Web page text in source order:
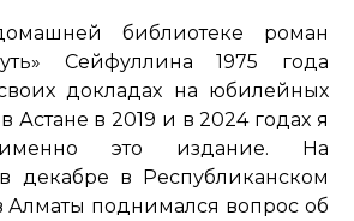
библиотеке роман
Сейфуллина 1975 года
докладах на юбилейных
Астане в 2019 и в 2024 годах я
именно это издание. На
декабре в Республиканском
поднимался вопрос об